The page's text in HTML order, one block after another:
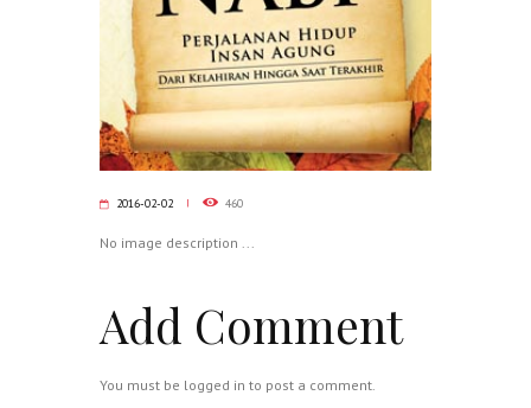
2016-02-02 460
No image description ...
Add Comment
You must be logged in to post a comment.